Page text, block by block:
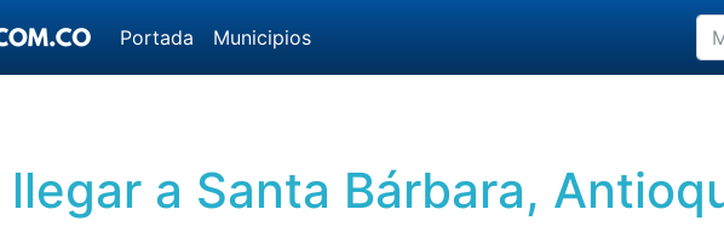
Portada Municipios
llegar a Santa Bárbara,